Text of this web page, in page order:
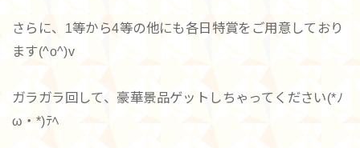
さらに、1等から4等の他にも各日特賞をご用意しており
ます(^o^)v
ガラガラ回して、豪華景品ゲットしちゃってください(*ﾉ
ω・*)ﾃﾍ